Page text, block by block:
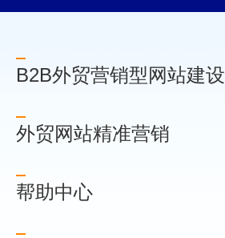
B2B外贸营销型网站建设
外贸网站精准营销
帮助中心